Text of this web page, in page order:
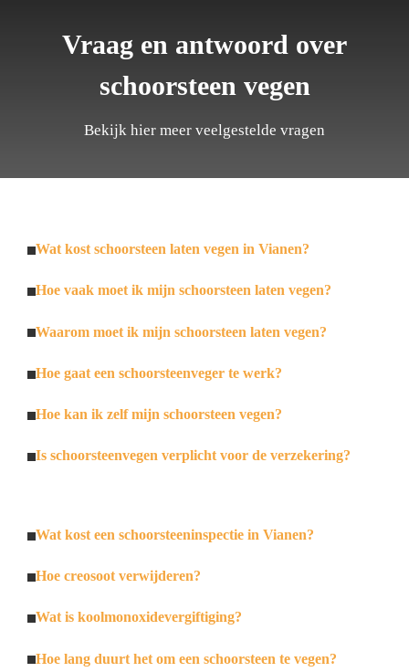
Vraag en antwoord over
schoorsteen vegen
Bekijk hier meer veelgestelde vragen
Wat kost schoorsteen laten vegen in Vianen?
Hoe vaak moet ik mijn schoorsteen laten vegen?
Waarom moet ik mijn schoorsteen laten vegen?
Hoe gaat een schoorsteenveger te werk?
Hoe kan ik zelf mijn schoorsteen vegen?
Is schoorsteenvegen verplicht voor de verzekering?
Wat kost een schoorsteeninspectie in Vianen?
Hoe creosoot verwijderen?
Wat is koolmonoxidevergiftiging?
Hoe lang duurt het om een schoorsteen te vegen?